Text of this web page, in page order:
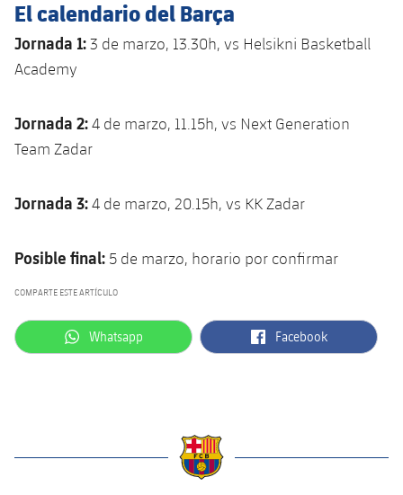
El calendario del Barça
Jornada 1:3 de marzo, 13.30h, vs Helsikni Basketball
Academy
Jornada 2:4 de marzo, 11.15h, vs Next Generation
Team Zadar
Jornada 3:4 de marzo, 20.15h, vs KK Zadar
Posible final: 5 de marzo, horario por confirmar
COMPARTE ESTE ARTÍCULO
label.aria.whatsapp
Whatsapp label.aria.facebook
Facebook